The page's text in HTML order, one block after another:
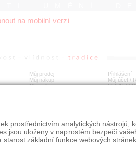
na mobilní verzi
Můj prodej
Můj nákup
Moje album
Přihlášení
Můj účet /
GDPR/
den
ŘAZENÍ
nejnovější napřed
podle cen sestupně
prostřednictvím analytických
jsou uloženy v naprostém bezpečí
základní funkce webových stránek.